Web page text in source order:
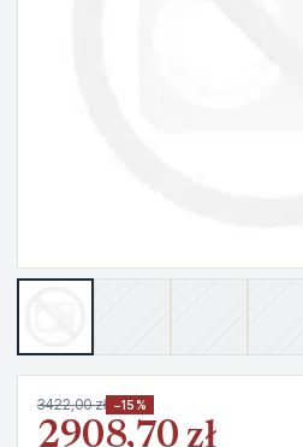
3422,00 zł −15%
2908,70 zł